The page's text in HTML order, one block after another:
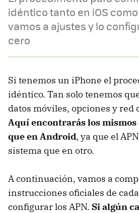
idéntico tanto en iOS
vamos a ajustes y lo
cero
Si tenemos un iPhone el
idéntico. Tan solo tenemos
datos móviles, opciones y red
Aquí encontrarás los
que en Android, ya que el
sistema que en otro.
A continuación, vamos a
instrucciones oficiales de
configurar los APN. Si algún